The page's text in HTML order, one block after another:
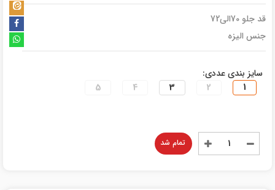
قد جلو 70الی72
جنس الیزه
سایز بندی عددی:
1
2
3
4
5
تمام شد